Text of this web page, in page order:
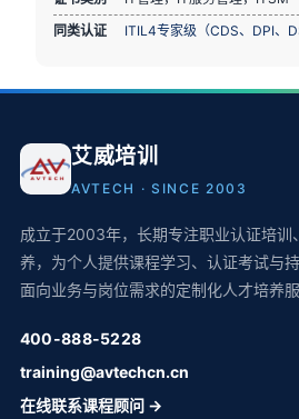
同类认证
ITIL4专家级（CDS、DPI、
艾威培训
AVTECH · SINCE 2003
成立于2003年，长期专注职业认证培训
养，为个人提供课程学习、认证考试与
面向业务与岗位需求的定制化人才培养服
400-888-5228
training@avtechcn.cn
在线联系课程顾问 →